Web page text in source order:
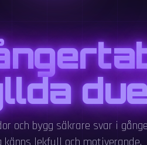
och bygg säkrare svar i